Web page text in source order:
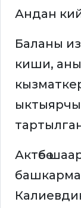
Андан
Баланы
киши,
Актөбө